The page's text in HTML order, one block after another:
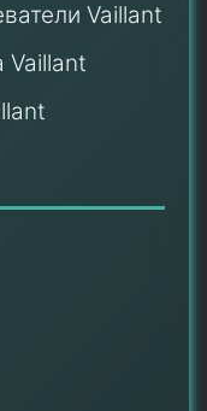
Vaillant
Vaillant